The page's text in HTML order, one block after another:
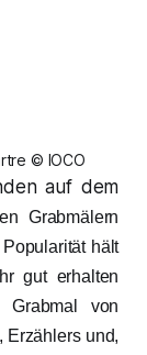
© IOCO
auf dem
Grabmälern
hält
gut erhalten
von
Erzählers und,